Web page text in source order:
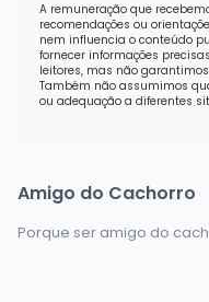
A remuneração que
recomendações ou
nem influencia o conteúdo
fornecer informações
leitores, mas não
Também não assumimos
ou adequação a diferentes
Amigo do Cachorro
Porque ser amigo do